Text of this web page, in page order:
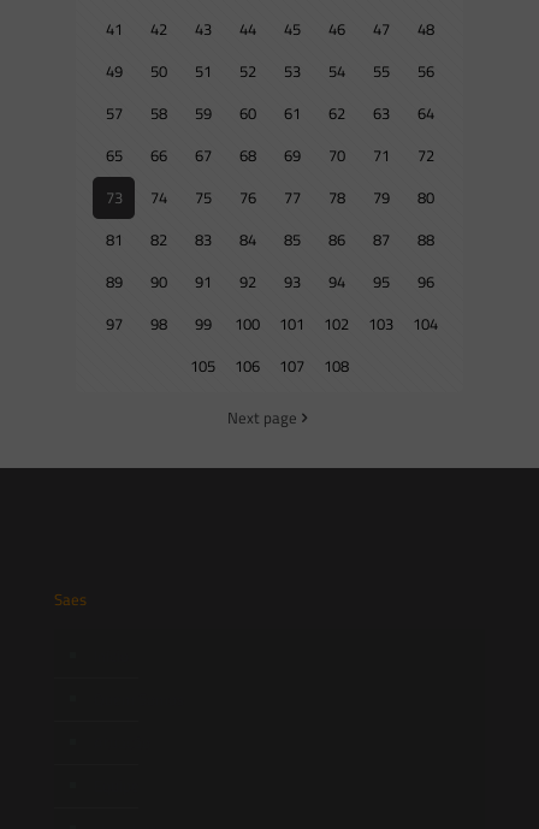
41
42 43 44 45 46 47
48
49
50 51 52 53 54 55
56
57
58 59 60 61 62 63
64
65
66 67 68 69 70 71
72
73
74 75 76 77 78 79
80
81
82 83 84 85 86 87
88
89
90 91 92 93 94 95
96
97
98 99 100 101 102 103
104
105
106 107 108
Next page
Saes